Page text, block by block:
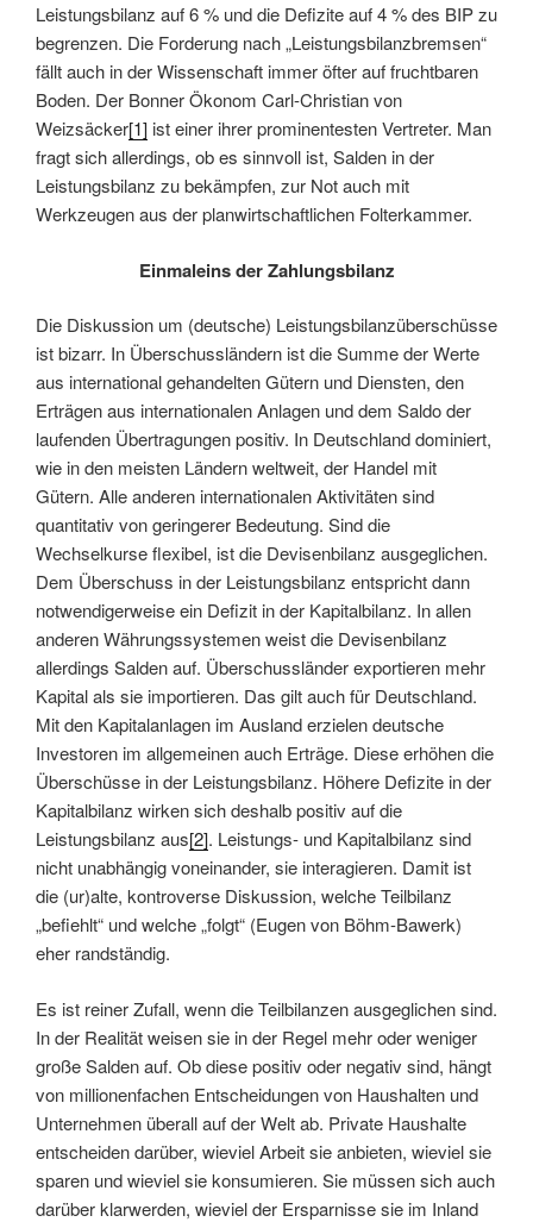
Leistungsbilanz auf 6 % und die Defizite auf 4 % des BIP zu
begrenzen. Die Forderung nach „Leistungsbilanzbremsen“
fällt auch in der Wissenschaft immer öfter auf fruchtbaren
Boden. Der Bonner Ökonom Carl-Christian von
Weizsäcker[1] ist einer ihrer prominentesten Vertreter. Man
fragt sich allerdings, ob es sinnvoll ist, Salden in der
Leistungsbilanz zu bekämpfen, zur Not auch mit
Werkzeugen aus der planwirtschaftlichen Folterkammer.
Einmaleins der Zahlungsbilanz
Die Diskussion um (deutsche) Leistungsbilanzüberschüsse
ist bizarr. In Überschussländern ist die Summe der Werte
aus international gehandelten Gütern und Diensten, den
Erträgen aus internationalen Anlagen und dem Saldo der
laufenden Übertragungen positiv. In Deutschland dominiert,
wie in den meisten Ländern weltweit, der Handel mit
Gütern. Alle anderen internationalen Aktivitäten sind
quantitativ von geringerer Bedeutung. Sind die
Wechselkurse flexibel, ist die Devisenbilanz ausgeglichen.
Dem Überschuss in der Leistungsbilanz entspricht dann
notwendigerweise ein Defizit in der Kapitalbilanz. In allen
anderen Währungssystemen weist die Devisenbilanz
allerdings Salden auf. Überschussländer exportieren mehr
Kapital als sie importieren. Das gilt auch für Deutschland.
Mit den Kapitalanlagen im Ausland erzielen deutsche
Investoren im allgemeinen auch Erträge. Diese erhöhen die
Überschüsse in der Leistungsbilanz. Höhere Defizite in der
Kapitalbilanz wirken sich deshalb positiv auf die
Leistungsbilanz aus[2]. Leistungs- und Kapitalbilanz sind
nicht unabhängig voneinander, sie interagieren. Damit ist
die (ur)alte, kontroverse Diskussion, welche Teilbilanz
„befiehlt“ und welche „folgt“ (Eugen von Böhm-Bawerk)
eher randständig.
Es ist reiner Zufall, wenn die Teilbilanzen ausgeglichen sind.
In der Realität weisen sie in der Regel mehr oder weniger
große Salden auf. Ob diese positiv oder negativ sind, hängt
von millionenfachen Entscheidungen von Haushalten und
Unternehmen überall auf der Welt ab. Private Haushalte
entscheiden darüber, wieviel Arbeit sie anbieten, wieviel sie
sparen und wieviel sie konsumieren. Sie müssen sich auch
darüber klarwerden, wieviel der Ersparnisse sie im Inland